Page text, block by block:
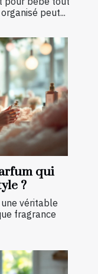
peut...
qui
?
véritable
fragrance